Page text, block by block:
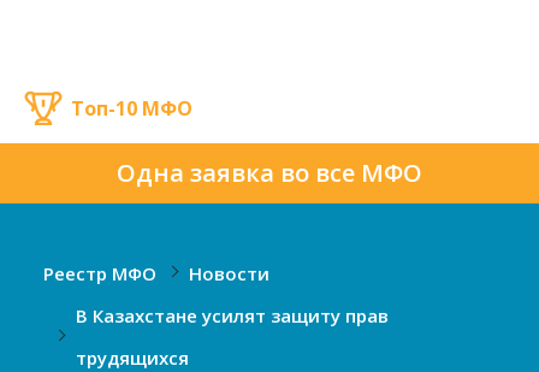
Одна заявка во все МФО
Топ-10 МФО
Реестр МФО
Новости
В Казахстане усилят защиту прав
трудящихся